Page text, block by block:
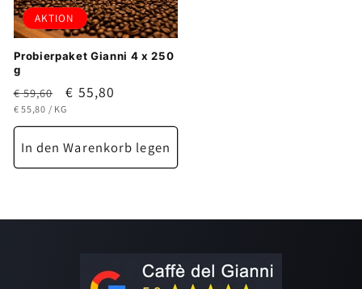
AKTION
Probierpaket Gianni 4 x 250
g
Normaler
Preis
€ 59,60 Verkaufspreis
€ 55,80
GRUNDPREIS
€ 55,80 / PRO
KG
In den Warenkorb legen